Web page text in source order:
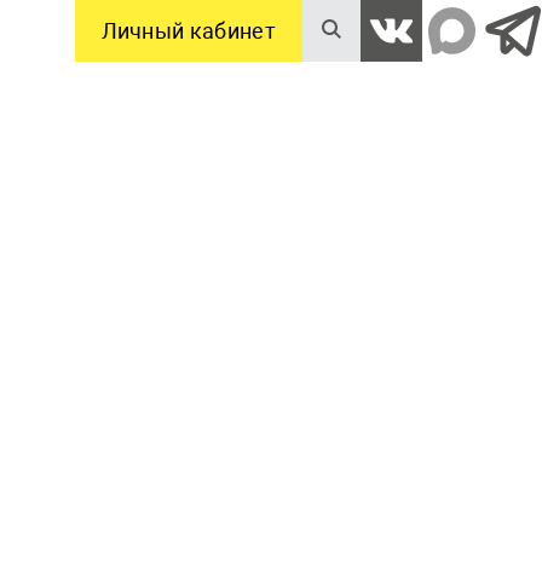
Личный кабинет